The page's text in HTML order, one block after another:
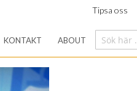
Tipsa oss
KONTAKT ABOUT